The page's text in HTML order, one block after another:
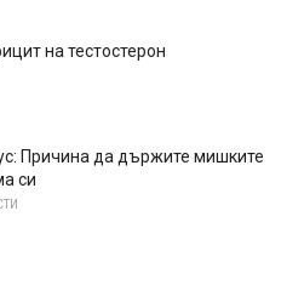
на тестостерон
Причина да държите мишките
си